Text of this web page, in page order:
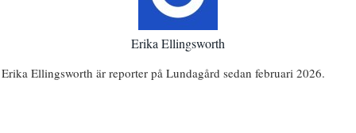
Erika Ellingsworth
Erika Ellingsworth är reporter på Lundagård sedan februari 2026.